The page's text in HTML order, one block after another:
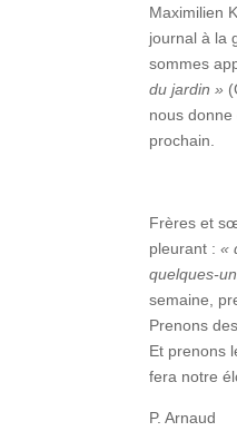
Maximilien
journal à la
sommes
du jardin »
nous
prochain.
Frères et
pleurant :«
quelques-
semaine,
Prenons
Et prenons
fera notre
P. Arnaud